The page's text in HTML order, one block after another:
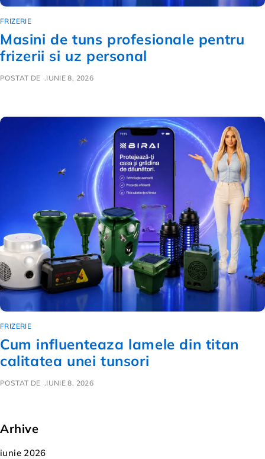
FRIZERIE
Masini de tuns profesionale pentru
frizerii si uz personal
POSTAT DE IUNIE 8, 2026
FRIZERIE
Cum influenteaza lamele din titan
calitatea unei tunsori
POSTAT DE IUNIE 8, 2026
Arhive
iunie 2026